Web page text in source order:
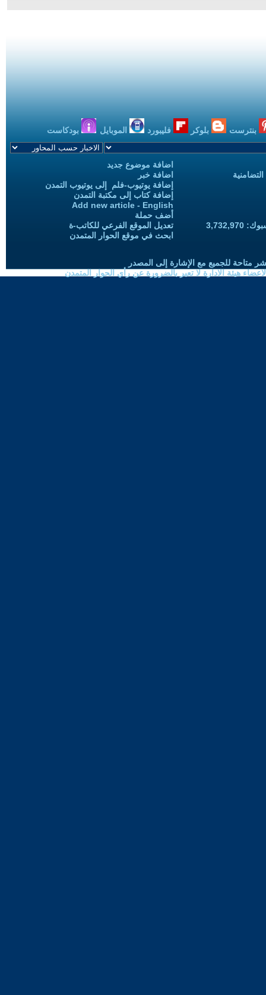
بنترست بلوكر فليبورد الموبايل بودكاست
اضافة موضوع جديد
اضافة خبر
إضافة يوتيوب-فلم إلى يوتيوب التمدن
إضافة كتاب إلى مكتبة التمدن
Add new article - English
أضف حملة
تعديل الموقع الفرعي للكاتب-ة
ابحث في موقع الحوار المتمدن
متاحة للجميع مع الإشارة إلى المصدر
هيئة الادارة لا تعبر بالضرورة عن رأي الحوار المتمدن